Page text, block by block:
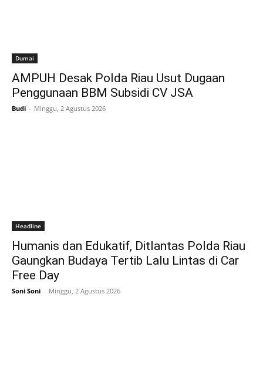
Dumai
AMPUH Desak Polda Riau Usut Dugaan
Penggunaan BBM Subsidi CV JSA
Budi - Minggu, 2 Agustus 2026
Headline
Humanis dan Edukatif, Ditlantas Polda Riau
Gaungkan Budaya Tertib Lalu Lintas di Car
Free Day
Soni Soni - Minggu, 2 Agustus 2026